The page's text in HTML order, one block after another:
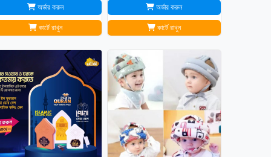
অর্ডার করুন
কার্টে রাখুন
অর্ডার করুন
কার্টে রাখুন